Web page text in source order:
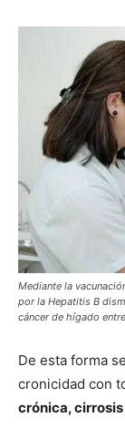
Mediante la
por la Hepatitis B
cáncer de hígado
De esta forma
cronicidad con
crónica,